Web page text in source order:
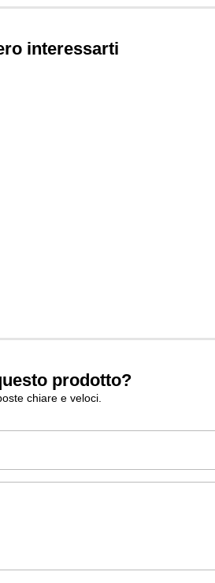
interessarti
prodotto?
chiare e veloci.